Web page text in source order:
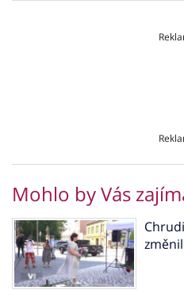
Mohlo by Vás